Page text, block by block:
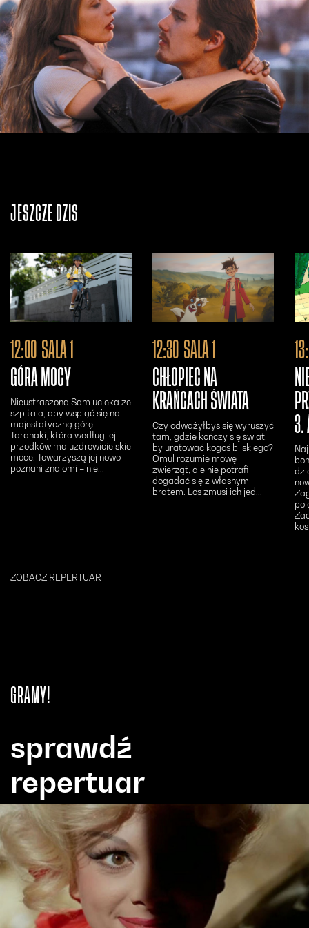
JESZCZE DZIŚ
12:00 SALA 1 Otwiera się w nowym oknie - Bilety24
GÓRA MOCY
Nieustraszona Sam ucieka ze
szpitala, aby wspiąć się na
majestatyczną górę
Taranaki, która według jej
przodków ma uzdrowicielskie
moce. Towarzyszą jej nowo
poznani znajomi – nie...
12:30 SALA 1 Otwiera się w
CHŁOPIEC NA
KRAŃCACH ŚWIATA
Czy odważyłbyś się wyruszyć
tam, gdzie kończy się świat,
by uratować kogoś bliskiego?
Omul rozumie mowę
zwierząt, ale nie potrafi
dogadać się z własnym
bratem. Los zmusi ich jed...
3.
ZOBACZ REPERTUAR
GRAMY!
sprawdź
repertuar